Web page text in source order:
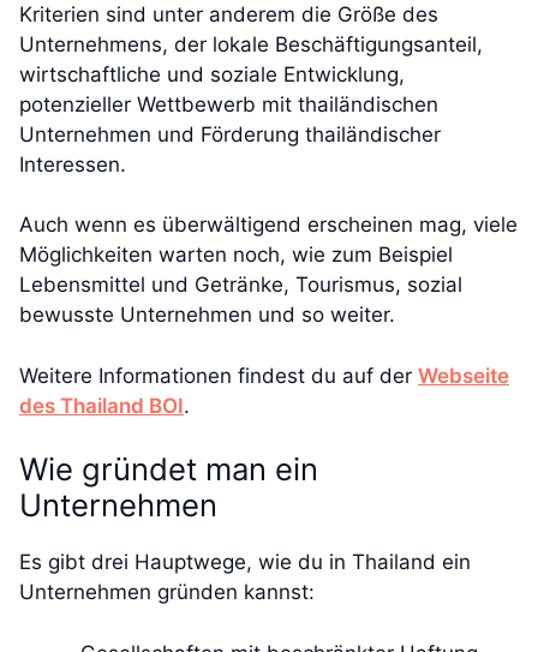
Kriterien sind unter anderem die Größe des
Unternehmens, der lokale Beschäftigungsanteil,
wirtschaftliche und soziale Entwicklung,
potenzieller Wettbewerb mit thailändischen
Unternehmen und Förderung thailändischer
Interessen.
Auch wenn es überwältigend erscheinen mag, viele
Möglichkeiten warten noch, wie zum Beispiel
Lebensmittel und Getränke, Tourismus, sozial
bewusste Unternehmen und so weiter.
Weitere Informationen findest du auf der Webseite
des Thailand BOI.
Wie gründet man ein
Unternehmen
Es gibt drei Hauptwege, wie du in Thailand ein
Unternehmen gründen kannst: